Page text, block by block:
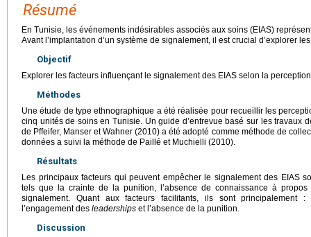
Résumé
En Tunisie, les événements indésirables associés aux soins (EIAS)
Avant l’implantation d’un système de signalement, il est crucial d’explorer
Objectif
Explorer les facteurs influençant le signalement des EIAS selon la
Méthodes
Une étude de type ethnographique a été réalisée pour recueillir les
cinq unités de soins en Tunisie. Un guide d’entrevue basé sur les travaux
de Pffeifer, Manser et Wahner (2010) a été adopté comme méthode de
données a suivi la méthode de Paillé et Muchielli (2010).
Résultats
Les principaux facteurs qui peuvent empêcher le signalement des EIAS
tels que la crainte de la punition, l’absence de connaissance à
signalement. Quant aux facteurs facilitants, ils sont principalement :
l’engagement des leaderships et l’absence de la punition.
Discussion